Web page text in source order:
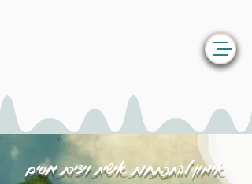
אימון להתפתחות אישית ויצירת יחסים